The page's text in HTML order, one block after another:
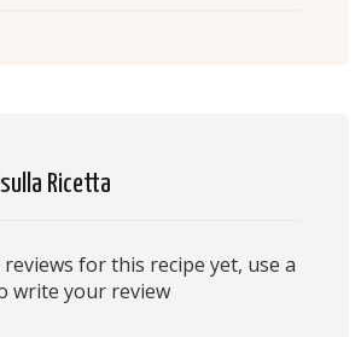
Ricetta
for this recipe yet, use a
write your review